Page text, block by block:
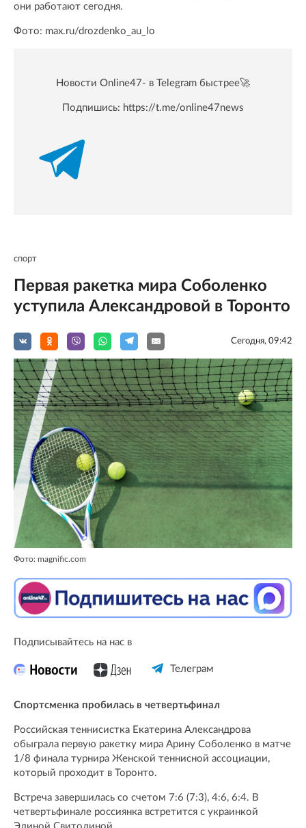
они работают сегодня.
Фото: max.ru/drozdenko_au_lo
Новости Online47- в Telegram быстрее🚀
Подпишись: https://t.me/online47news
спорт
Первая ракетка мира Соболенко
уступила Александровой в Торонто
Сегодня, 09:42
Фото: magnific.com
Подписывайтесь на нас в
Телеграм
Спортсменка пробилась в четвертьфинал
Российская теннисистка Екатерина Александрова
обыграла первую ракетку мира Арину Соболенко в матче
1/8 финала турнира Женской теннисной ассоциации,
который проходит в Торонто.
Встреча завершилась со счетом 7:6 (7:3), 4:6, 6:4. В
четвертьфинале россиянка встретится с украинкой